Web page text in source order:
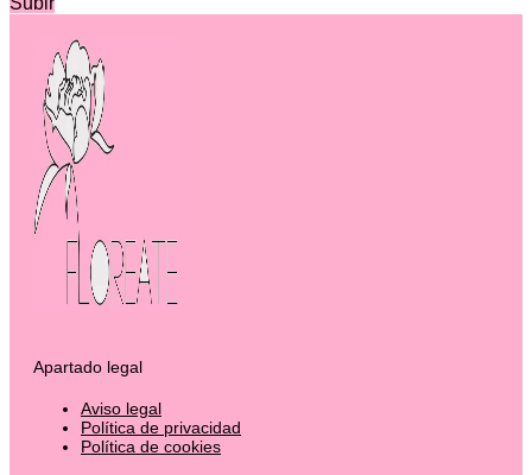
Apartado legal
Aviso legal
Política de privacidad
Política de cookies